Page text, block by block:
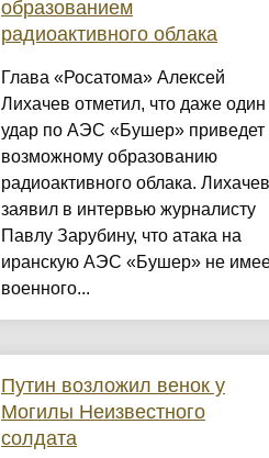
образованием
радиоактивного облака
Глава «Росатома» Алексей
Лихачев отметил, что даже один
удар по АЭС «Бушер» приведет
возможному образованию
радиоактивного облака. Лихачев
заявил в интервью журналисту
Павлу Зарубину, что атака на
иранскую АЭС «Бушер» не
военного...
Путин возложил венок у
Могилы Неизвестного
солдата